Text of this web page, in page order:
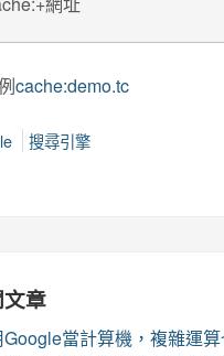
cache:demo.tc
搜尋引擎
章
Google當計算機，複雜運